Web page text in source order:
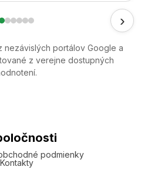
›
nezávislých portálov Google a
z verejne dostupných
podmienky
Kontakty